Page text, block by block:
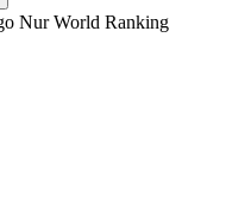
Nur World Ranking